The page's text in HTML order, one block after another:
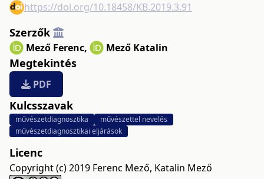
https://doi.org/10.18458/KB.2019.3.91
Szerzők
Mező Ferenc, Mező Katalin
Megtekintés
PDF
Kulcsszavak
művészetdiagnosztika
művészettel nevelés
művészetdiagnosztikai eljárások
Licenc
Copyright (c) 2019 Ferenc Mező, Katalin Mező